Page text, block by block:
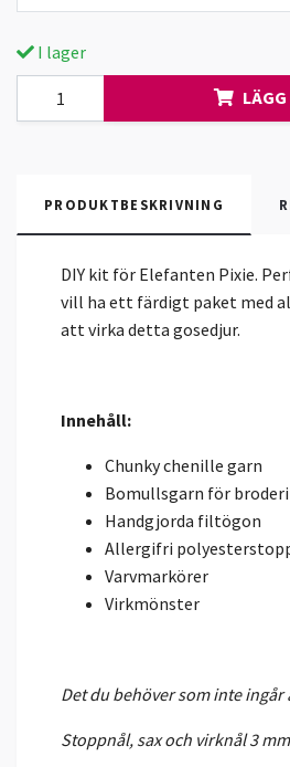
I lager
PRODUKTBESKRIVNING
DIY kit för Elefanten Pixie.
vill ha ett färdigt paket med
att virka detta gosedjur.
Innehåll:
Chunky chenille garn
Bomullsgarn för
Handgjorda filtögon
Allergifri
Varvmarkörer
Virkmönster
Det du behöver som inte ingår
Stoppnål, sax och virknål 3